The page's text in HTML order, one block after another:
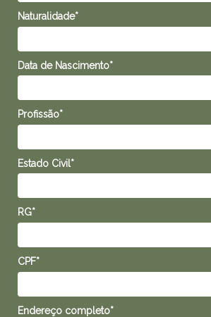
Naturalidade*
Data de Nascimento*
Profissão*
Estado Civil*
RG*
CPF*
Endereço completo*